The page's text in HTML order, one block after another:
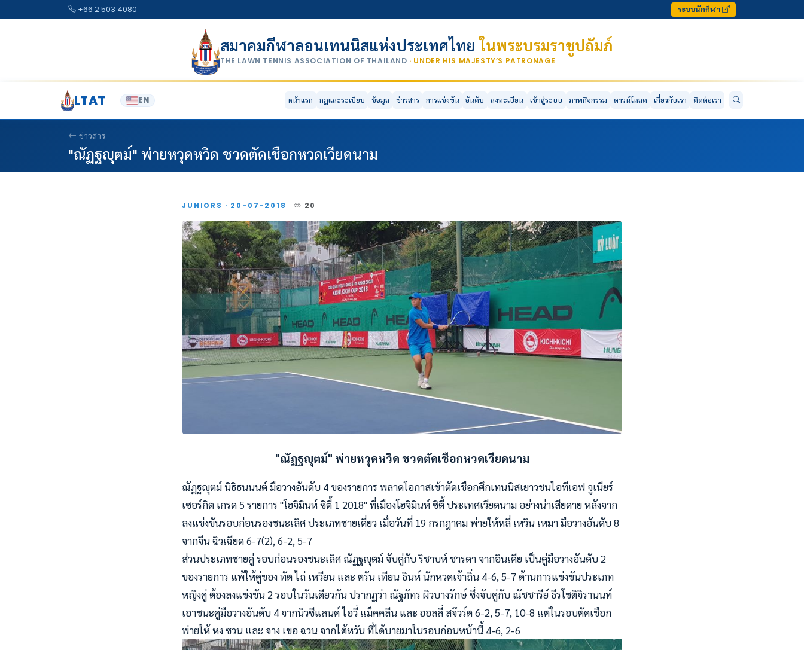
+66 2 503 4080 ระบบนักกีฬา
สมาคมกีฬาลอนเทนนิสแห่งประเทศไทยในพระบรมราชูปถัมภ์
THE LAWN TENNIS ASSOCIATION OF THAILAND · UNDER HIS MAJESTY’S PATRONAGE
LTAT EN หน้าแรก กฎและระเบียบ ข้อมูล ข่าวสาร การแข่งขัน อันดับ ลงทะเบียน เข้าสู่ระบบ ภาพกิจกรรม ดาวน์โหลด เกี่ยวกับเรา ติดต่อเรา
ข่าวสาร
"ณัฏฐญุตม์" พ่ายหวุดหวิด ชวดตัดเชือกหวดเวียดนาม
JUNIORS · 20-07-2018 20
"ณัฏฐญุตม์" พ่ายหวุดหวิด ชวดตัดเชือกหวดเวียดนาม
ณัฏฐญุตม์ นิธิธนนนต์ มือวางอันดับ 4 ของรายการ พลาดโอกาสเข้าตัดเชือกศึกเทนนิสเยาวชนไอทีเอฟ จูเนียร์
เซอร์กิต เกรด 5 รายการ "โฮจิมินห์ ซิตี้ 1 2018" ที่เมืองโฮจิมินห์ ซิตี้ ประเทศเวียดนาม อย่างน่าเสียดาย หลังจาก
ลงแข่งขันรอบก่อนรองชนะเลิศ ประเภทชายเดี่ยว เมื่อวันที่ 19 กรกฎาคม พ่ายให้หลี่ เหวิน เหมา มือวางอันดับ 8
จากจีน ฉิวเฉียด 6-7(2), 6-2, 5-7
ส่วนประเภทชายคู่ รอบก่อนรองชนะเลิศ ณัฏฐญุตม์ จับคู่กับ ริชาบห์ ชารดา จากอินเดีย เป็นคู่มือวางอันดับ 2
ของรายการ แพ้ให้คู่ของ ทัต ไถ่ เหวียน และ ตรัน เทียน ธินห์ นักหวดเจ้าถิ่น 4-6, 5-7 ด้านการแข่งขันประเภท
หญิงคู่ ต้องลงแข่งขัน 2 รอบในวันเดียวกัน ปรากฏว่า ณัฐภัทร ผิวบางรักษ์ ซึ่งจับคู่กับ ณัชชารีย์ ธีรโชติจิรานนท์
เอาชนะคู่มือวางอันดับ 4 จากนิวซีแลนด์ ไอวี่ แม็คคลีน และ ฮอลลี่ สจ๊วร์ต 6-2, 5-7, 10-8 แต่ในรอบตัดเชือก
พ่ายให้ หง ซวน และ จาง เขอ ฉวน จากไต้หวัน ที่ได้บายมาในรอบก่อนหน้านี้ 4-6, 2-6